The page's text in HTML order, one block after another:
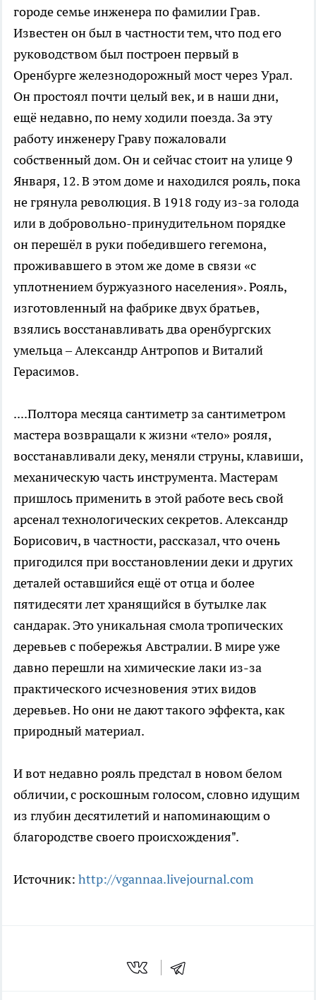
городе семье инженера по фамилии Грав.
Известен он был в частности тем, что под его
руководством был построен первый в
Оренбурге железнодорожный мост через Урал.
Он простоял почти целый век, и в наши дни,
ещё недавно, по нему ходили поезда. За эту
работу инженеру Граву пожаловали
собственный дом. Он и сейчас стоит на улице 9
Января, 12. В этом доме и находился рояль, пока
не грянула революция. В 1918 году из-за голода
или в добровольно-принудительном порядке
он перешёл в руки победившего гегемона,
проживавшего в этом же доме в связи «с
уплотнением буржуазного населения». Рояль,
изготовленный на фабрике двух братьев,
взялись восстанавливать два оренбургских
умельца – Александр Антропов и Виталий
Герасимов.
....Полтора месяца сантиметр за сантиметром
мастера возвращали к жизни «тело» рояля,
восстанавливали деку, меняли струны, клавиши,
механическую часть инструмента. Мастерам
пришлось применить в этой работе весь свой
арсенал технологических секретов. Александр
Борисович, в частности, рассказал, что очень
пригодился при восстановлении деки и других
деталей оставшийся ещё от отца и более
пятидесяти лет хранящийся в бутылке лак
сандарак. Это уникальная смола тропических
деревьев с побережья Австралии. В мире уже
давно перешли на химические лаки из-за
практического исчезновения этих видов
деревьев. Но они не дают такого эффекта, как
природный материал.
И вот недавно рояль предстал в новом белом
обличии, с роскошным голосом, словно идущим
из глубин десятилетий и напоминающим о
благородстве своего происхождения".
Источник: http://vgannaa.livejournal.com